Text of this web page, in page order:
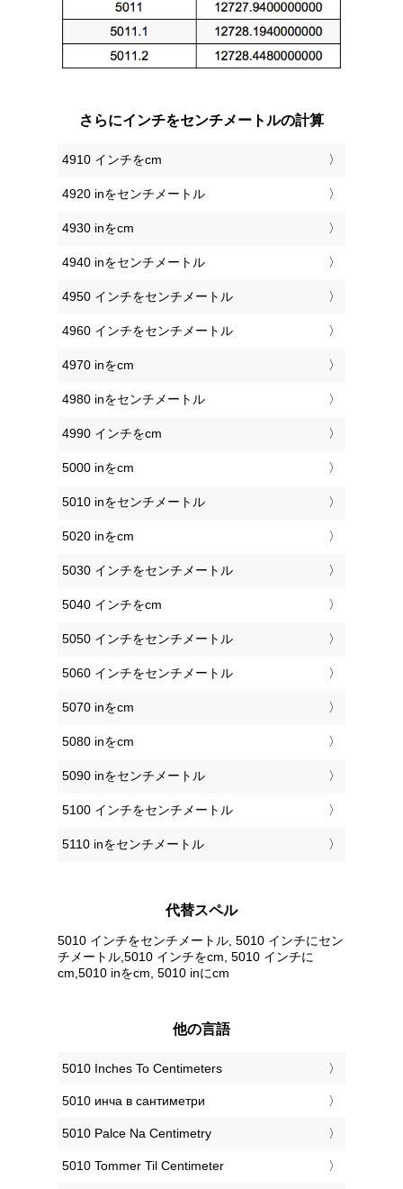
さらにインチをセンチメートルの計算
4910 インチをcm
4920 inをセンチメートル
4930 inをcm
4940 inをセンチメートル
4950 インチをセンチメートル
4960 インチをセンチメートル
4970 inをcm
4980 inをセンチメートル
4990 インチをcm
5000 inをcm
5010 inをセンチメートル
5020 inをcm
5030 インチをセンチメートル
5040 インチをcm
5050 インチをセンチメートル
5060 インチをセンチメートル
5070 inをcm
5080 inをcm
5090 inをセンチメートル
5100 インチをセンチメートル
5110 inをセンチメートル
代替スペル
5010 インチをセンチメートル, 5010 インチにセン
チメートル,5010 インチをcm, 5010 インチに
cm,5010 inをcm, 5010 inにcm
他の言語
‎5010 Inches To Centimeters
‎5010 инча в сантиметри
‎5010 Palce Na Centimetry
‎5010 Tommer Til Centimeter